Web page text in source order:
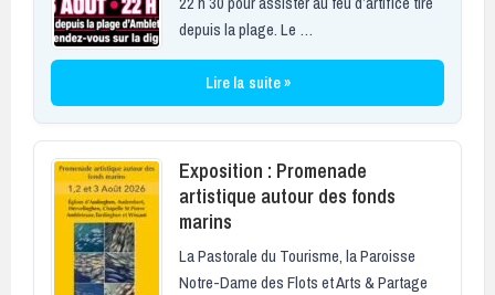
depuis la plage. Le …
Lire la suite »
Exposition : Promenade
artistique autour des fonds
marins
La Pastorale du Tourisme, la Paroisse
Notre-Dame des Flots et Arts & Partage